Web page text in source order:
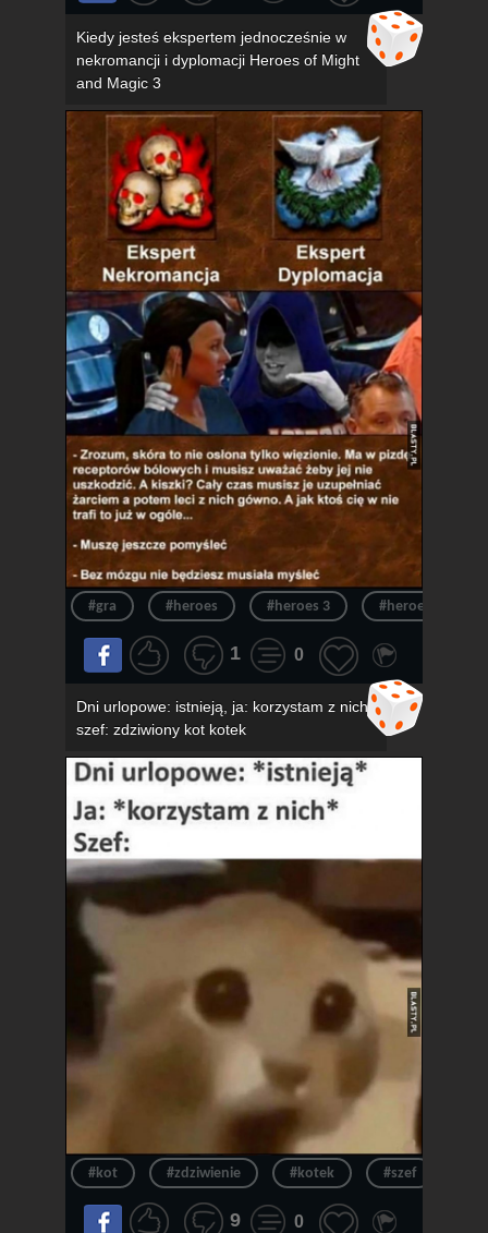
Kiedy jesteś ekspertem jednocześnie w
nekromancji i dyplomacji Heroes of Might
and Magic 3
#gra #heroes #heroes 3 #heroes of
1 0
Dni urlopowe: istnieją, ja: korzystam z nich,
szef: zdziwiony kot kotek
#kot #zdziwienie #kotek #szef
9 0